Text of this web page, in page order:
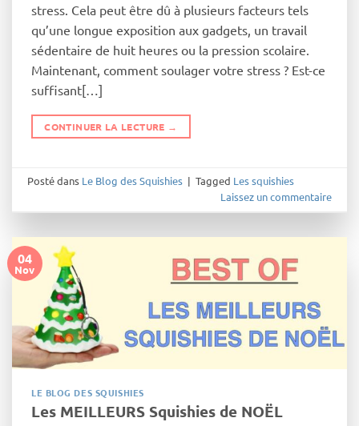
stress. Cela peut être dû à plusieurs facteurs tels
qu’une longue exposition aux gadgets, un travail
sédentaire de huit heures ou la pression scolaire.
Maintenant, comment soulager votre stress ? Est-ce
suffisant[…]
CONTINUER LA LECTURE →
Posté dans Le Blog des Squishies | Tagged Les squishies
Laissez un commentaire
04
Nov
LE BLOG DES SQUISHIES
Les MEILLEURS Squishies de NOËL